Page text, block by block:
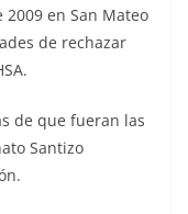
en San Mateo
de rechazar
de que fueran las
Santizo